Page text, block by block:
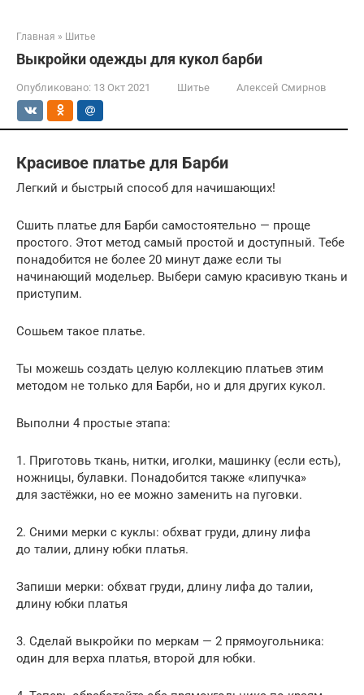
Главная » Шитье
Выкройки одежды для кукол барби
Опубликовано: 13 Окт 2021 Шитье Алексей Смирнов
Красивое платье для Барби
Легкий и быстрый способ для начишающих!
Сшить платье для Барби самостоятельно — проще
простого. Этот метод самый простой и доступный. Тебе
понадобится не более 20 минут даже если ты
начинающий модельер. Выбери самую красивую ткань и
приступим.
Сошьем такое платье.
Ты можешь создать целую коллекцию платьев этим
методом не только для Барби, но и для других кукол.
Выполни 4 простые этапа:
1. Приготовь ткань, нитки, иголки, машинку (если есть),
ножницы, булавки. Понадобится также «липучка»
для застёжки, но ее можно заменить на пуговки.
2. Сними мерки с куклы: обхват груди, длину лифа
до талии, длину юбки платья.
Запиши мерки: обхват груди, длину лифа до талии,
длину юбки платья
3. Сделай выкройки по меркам — 2 прямоугольника:
один для верха платья, второй для юбки.